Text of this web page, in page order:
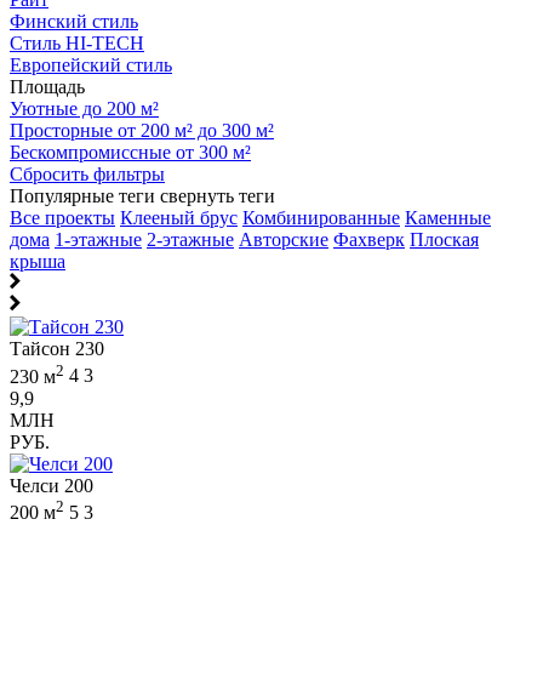
Финский стиль
Стиль HI-TECH
Европейский стиль
Площадь
Уютные до 200 м²
Просторные от 200 м² до 300 м²
Бескомпромиссные от 300 м²
Сбросить фильтры
Популярные теги свернуть теги
Все проекты Клееный брус Комбинированные Каменные
дома 1-этажные 2-этажные Авторские Фахверк Плоская
крыша
Тайсон 230
230 м2 4 3
9,9
МЛН
РУБ.
Челси 200
200 м2 5 3